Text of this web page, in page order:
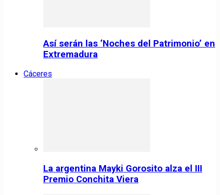
Así serán las ‘Noches del Patrimonio’ en
Extremadura
Cáceres
La argentina Mayki Gorosito alza el III
Premio Conchita Viera